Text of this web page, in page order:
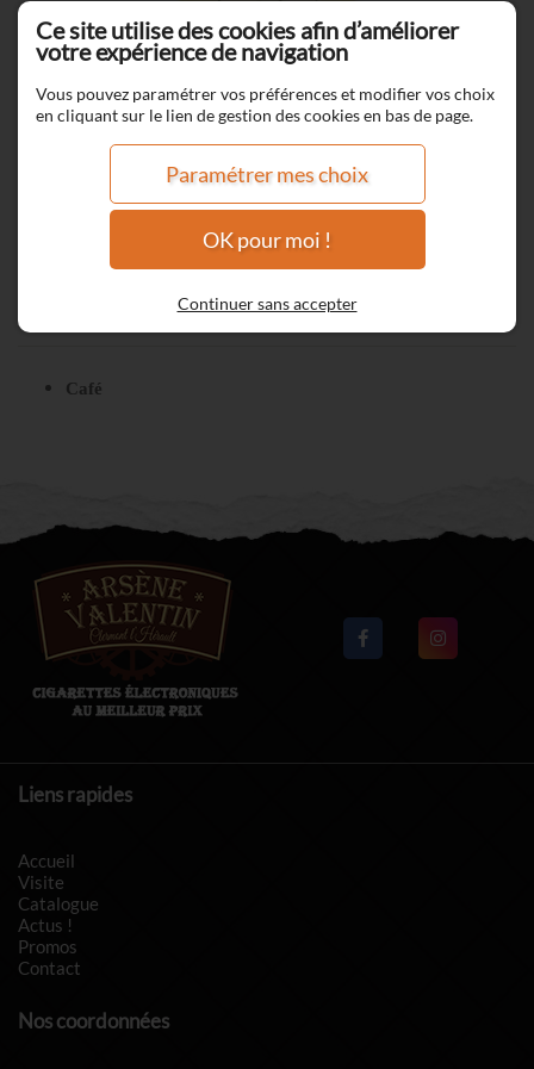
Café d'Italie
Café
Liens rapides
Accueil
Visite
Catalogue
Actus !
Promos
Contact
Nos coordonnées
Ce site utilise des cookies afin d’améliorer
votre expérience de navigation
Vous pouvez paramétrer vos préférences et modifier vos choix
en cliquant sur le lien de gestion des cookies en bas de page.
Paramétrer mes choix
OK pour moi !
Continuer sans accepter